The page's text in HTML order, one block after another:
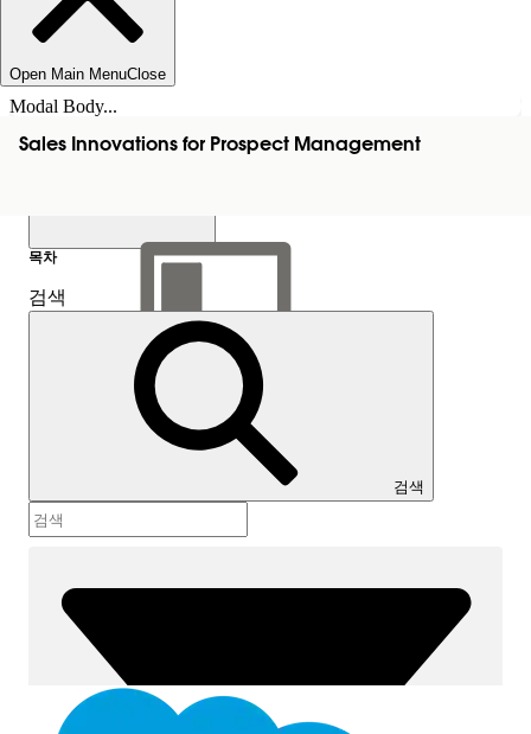
Open Main MenuClose
Modal Body...
Sales Innovations for Prospect Management
목차 표시
목차
검색
검색